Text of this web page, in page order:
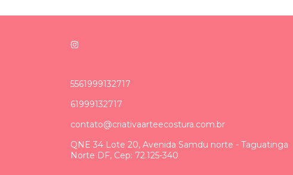
5561999132717
61999132717
contato@criativaarteecostura.com.br
QNE 34 Lote 20, Avenida Samdu norte - Taguatinga
Norte DF, Cep: 72.125-340